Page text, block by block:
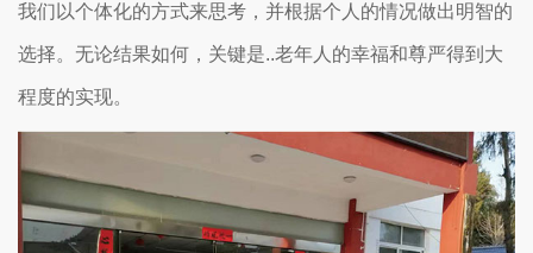
我们以个体化的方式来思考，并根据个人的情况做出明智的
选择。无论结果如何，关键是..老年人的幸福和尊严得到大
程度的实现。